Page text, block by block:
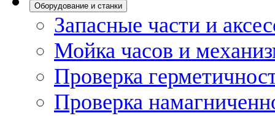
Оборудование и станки
Запасные части и
Мойка часов и
Проверка
Проверка